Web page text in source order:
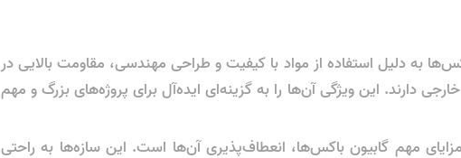
به دلیل استفاده از مواد با کیفیت و طراحی مهندسی، مقاومت بالایی در
خارجی دارند. این ویژگی آن‌ها را به گزینه‌ای ایده‌آل برای پروژه‌های بزرگ و مهم
مهم گابیون باکس‌ها، انعطاف‌پذیری آن‌ها است. این سازه‌ها به راحتی